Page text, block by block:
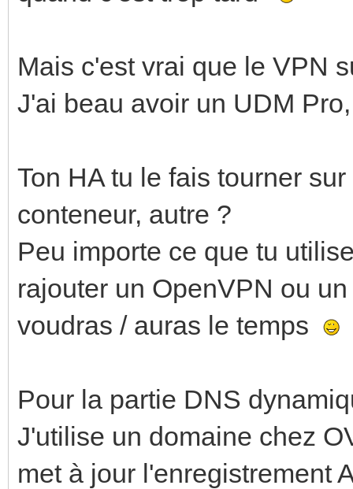
Mais c'est vrai que le VPN
J'ai beau avoir un UDM
Ton HA tu le fais tourner
conteneur, autre ?
Peu importe ce que tu
rajouter un OpenVPN ou
voudras / auras le temps
Pour la partie DNS
J'utilise un domaine chez
met à jour l'enregistrement